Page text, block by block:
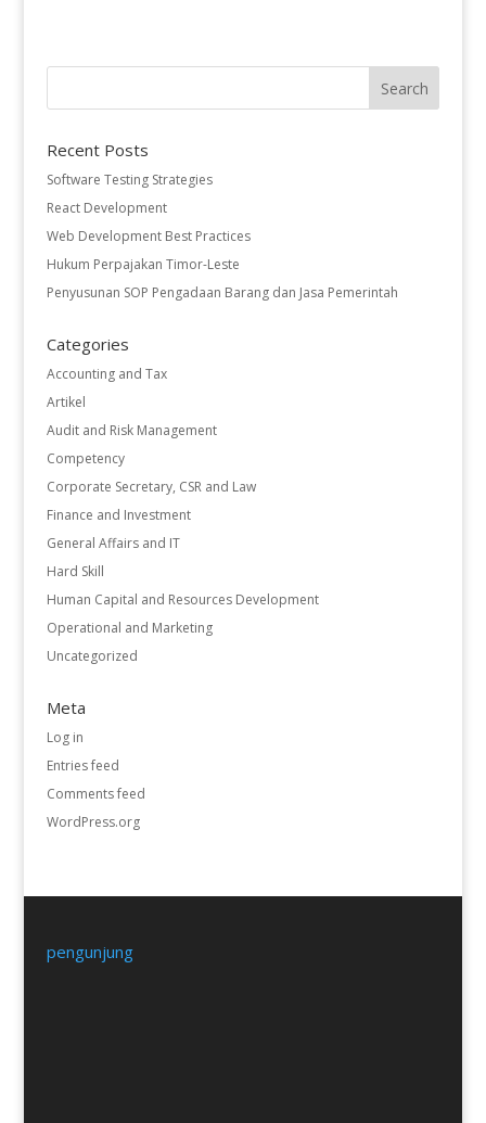
Recent Posts
Software Testing Strategies
React Development
Web Development Best Practices
Hukum Perpajakan Timor-Leste
Penyusunan SOP Pengadaan Barang dan Jasa Pemerintah
Categories
Accounting and Tax
Artikel
Audit and Risk Management
Competency
Corporate Secretary, CSR and Law
Finance and Investment
General Affairs and IT
Hard Skill
Human Capital and Resources Development
Operational and Marketing
Uncategorized
Meta
Log in
Entries feed
Comments feed
WordPress.org
pengunjung